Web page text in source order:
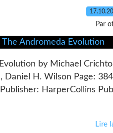
Par
by Michael
Daniel H. Wilson Page:
HarperCollins
Lire